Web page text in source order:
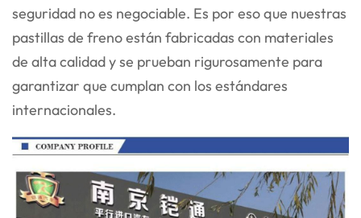
seguridad no es negociable. Es por eso que nuestras
pastillas de freno están fabricadas con materiales
de alta calidad y se prueban rigurosamente para
garantizar que cumplan con los estándares
internacionales.